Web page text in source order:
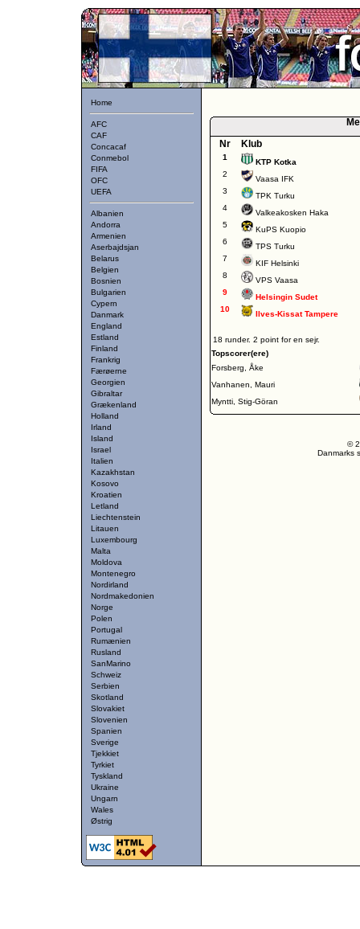
Home
AFC
CAF
Concacaf
Conmebol
FIFA
OFC
UEFA
Albanien
Andorra
Armenien
Aserbajdsjan
Belarus
Belgien
Bosnien
Bulgarien
Cypern
Danmark
England
Estland
Finland
Frankrig
Færøerne
Georgien
Gibraltar
Grækenland
Holland
Irland
Island
Israel
Italien
Kazakhstan
Kosovo
Kroatien
Letland
Liechtenstein
Litauen
Luxembourg
Malta
Moldova
Montenegro
Nordirland
Nordmakedonien
Norge
Polen
Portugal
Rumænien
Rusland
SanMarino
Schweiz
Serbien
Skotland
Slovakiet
Slovenien
Spanien
Sverige
Tjekkiet
Tyrkiet
Tyskland
Ukraine
Ungarn
Wales
Østrig
Nr
Klub
1
KTP Kotka
2
Vaasa IFK
3
TPK Turku
4
Valkeakosken Haka
5
KuPS Kuopio
6
TPS Turku
7
KIF Helsinki
8
VPS Vaasa
9
Helsingin Sudet
10
Ilves-Kissat Tampere
18 runder. 2 point for en sejr.
Topscorer(ere)
Forsberg, Åke
Vanhanen, Mauri
Myntti, Stig-Göran
©
Danmarks